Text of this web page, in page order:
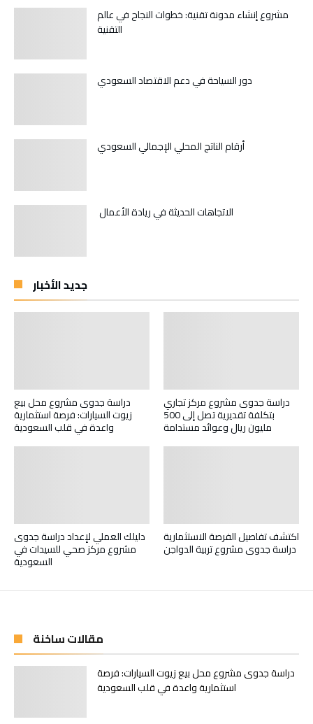
مشروع إنشاء مدونة تقنية: خطوات النجاح في عالم
التقنية
دور السياحة في دعم الاقتصاد السعودي
أرقام الناتج المحلي الإجمالي السعودي
الاتجاهات الحديثة في ريادة الأعمال
جديد الأخبار
دراسة جدوى مشروع محل بيع
زيوت السيارات: فرصة استثمارية
واعدة في قلب السعودية
دراسة جدوى مشروع مركز تجاري
بتكلفة تقديرية تصل إلى 500
مليون ريال وعوائد مستدامة
دليلك العملي لإعداد دراسة جدوى
مشروع مركز صحي للسيدات في
السعودية
اكتشف تفاصيل الفرصة الاستثمارية
دراسة جدوى مشروع تربية الدواجن
مقالات ساخنة
دراسة جدوى مشروع محل بيع زيوت السيارات: فرصة
استثمارية واعدة في قلب السعودية